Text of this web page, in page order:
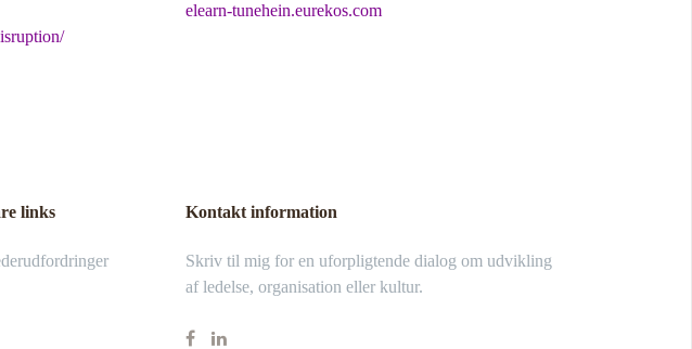
elearn-tunehein.eurekos.com
links Kontakt information
Skriv til mig for en uforpligtende dialog om udvikling
af ledelse, organisation eller kultur.